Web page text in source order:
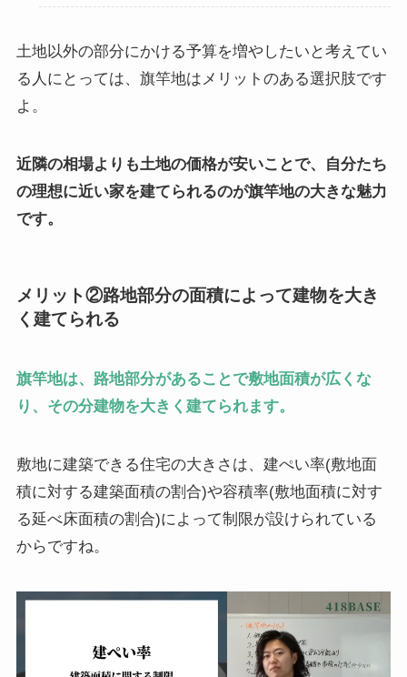
土地以外の部分にかける予算を増やしたいと考えてい
る人にとっては、旗竿地はメリットのある選択肢です
よ。
近隣の相場よりも土地の価格が安いことで、自分たち
の理想に近い家を建てられるのが旗竿地の大きな魅力
です。
メリット②路地部分の面積によって建物を大き
く建てられる
旗竿地は、路地部分があることで敷地面積が広くな
り、その分建物を大きく建てられます。
敷地に建築できる住宅の大きさは、建ぺい率(敷地面
積に対する建築面積の割合)や容積率(敷地面積に対す
る延べ床面積の割合)によって制限が設けられている
からですね。